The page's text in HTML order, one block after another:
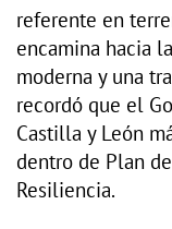
referente en
encamina hacia
moderna y una
recordó que el
Castilla y León
dentro de Plan
Resiliencia.